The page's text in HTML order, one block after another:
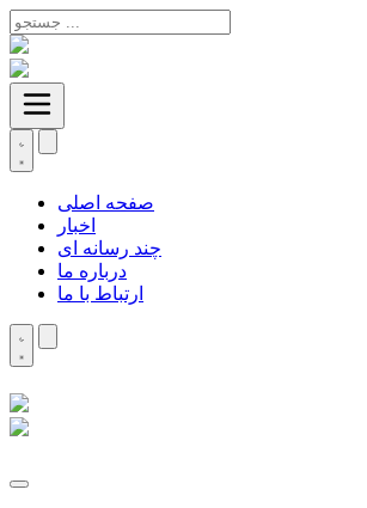
صفحه اصلی
اخبار
چند رسانه ای
درباره ما
ارتباط با ما